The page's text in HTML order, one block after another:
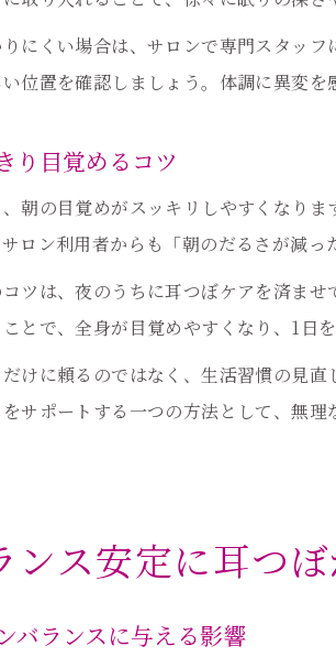
にくい場合は、サロンで専門スタッ
位置を確認しましょう。体調に異変
り目覚めるコツ
朝の目覚めがスッキリしやすくなり
ロン利用者からも「朝のだるさが減
ツは、夜のうちに耳つぼケアを済ま
とで、全身が目覚めやすくなり、1日
けに頼るのではなく、生活習慣の見
サポートする一つの方法として、無理
ンス安定に耳つ
バランスに与える影響